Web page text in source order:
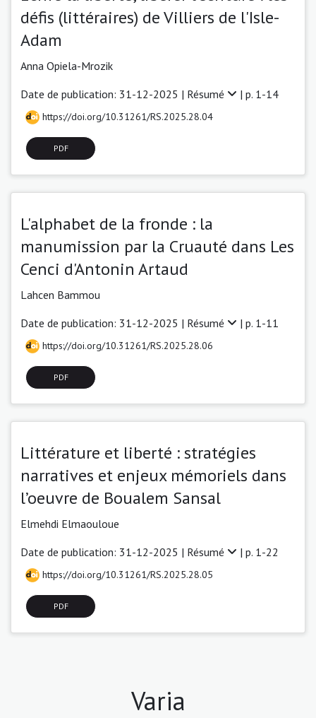
défis (littéraires) de Villiers de l'Isle-
Adam
Anna Opiela-Mrozik
Date de publication: 31-12-2025 | Résumé | p. 1-14
https://doi.org/10.31261/RS.2025.28.04
PDF
L'alphabet de la fronde : la
manumission par la Cruauté dans Les
Cenci d'Antonin Artaud
Lahcen Bammou
Date de publication: 31-12-2025 | Résumé | p. 1-11
https://doi.org/10.31261/RS.2025.28.06
PDF
Littérature et liberté : stratégies
narratives et enjeux mémoriels dans
l’oeuvre de Boualem Sansal
Elmehdi Elmaouloue
Date de publication: 31-12-2025 | Résumé | p. 1-22
https://doi.org/10.31261/RS.2025.28.05
PDF
Varia